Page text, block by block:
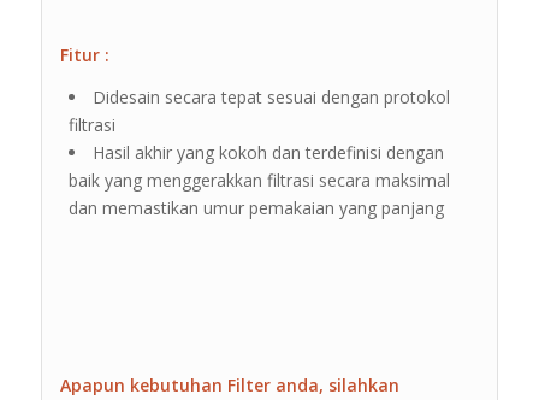
Fitur :
Didesain secara tepat sesuai dengan protokol
filtrasi
Hasil akhir yang kokoh dan terdefinisi dengan
baik yang menggerakkan filtrasi secara maksimal
dan memastikan umur pemakaian yang panjang
Apapun kebutuhan Filter anda, silahkan